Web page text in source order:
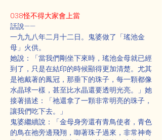
038怪不得大家會上當
話說——
一九九八年二月十二日。鬼婆做了「瑤池金
母」火供。
她說：「當我們剛坐下來時，瑤池金母就已經
到了，只是在結印的時候顯得更加清楚。尤其
是祂戴著的鳳冠，那垂下的珠子，每一顆都像
水晶球一樣，甚至比水晶還要透明光亮。」她
接著描述：「祂還拿了一顆非常明亮的珠子，
讓我們吃下去。」
鬼婆繼續說：「金母身旁還有青鳥使者，青色
的鳥在祂旁邊飛翔，啣著珠子過來，非常神奇